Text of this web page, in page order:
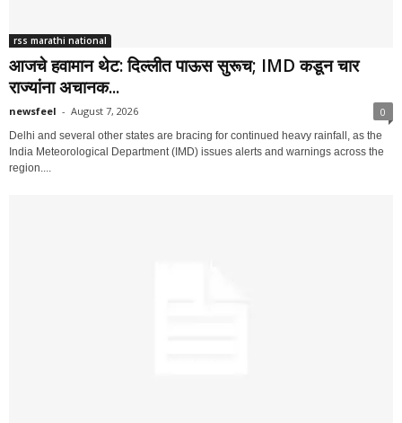
rss marathi national
आजचे हवामान थेट: दिल्लीत पाऊस सुरूच; IMD कडून चार
राज्यांना अचानक...
newsfeel - August 7, 2026 0
Delhi and several other states are bracing for continued heavy rainfall, as the
India Meteorological Department (IMD) issues alerts and warnings across the
region....